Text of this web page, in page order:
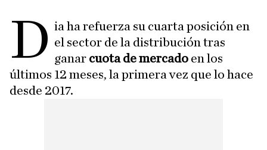
D ia ha refuerza su cuarta posición en
el sector de la distribución tras
ganar cuota de mercado en los
últimos 12 meses, la primera vez que lo hace
desde 2017.